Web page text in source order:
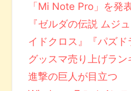
「Mi Note Pro」を発
『ゼルダの伝説 ムジ
イドクロス』『パズ
グッスマ売り上げラン
進撃の巨人が目立つ